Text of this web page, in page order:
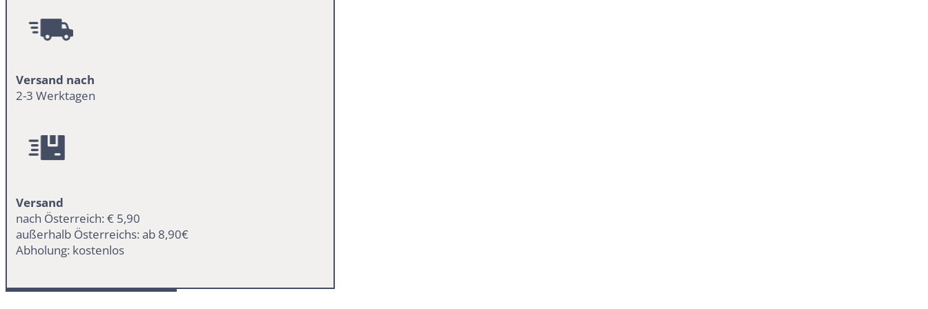
Versand nach
2-3 Werktagen
Versand
nach Österreich: € 5,90
außerhalb Österreichs: ab 8,90€
Abholung: kostenlos